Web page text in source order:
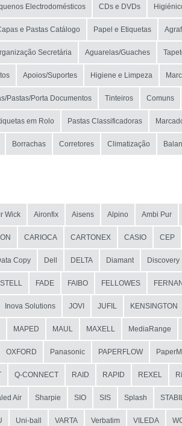
Electrodomésticos CDs e DVDs
e Pastas Catálogo Papel e Etiquetas
Secretária Aguarelas/Guaches
Apoios/Suportes Higiene e Limpeza
Pastas/Porta Documentos Tinteiros Comuns
em Rolo Pastas Classificadoras
Borrachas Corretores Climatização
Wick Aironfix Aisens Alpino Ambi Pur
CARIOCA CARTONEX CASIO CEP
Copy Dell DELTA Diamant Discovery
FADE FAIBO FELLOWES
Inova Solutions JOVI JUFIL KENSINGTON
MAPED MAUL MAXELL MediaRange
OXFORD Panasonic PAPERFLOW
Q-CONNECT RAID RAPID REXEL
Air Sharpie SIO SIS Splash
Uni-ball VARTA Verbatim VILEDA